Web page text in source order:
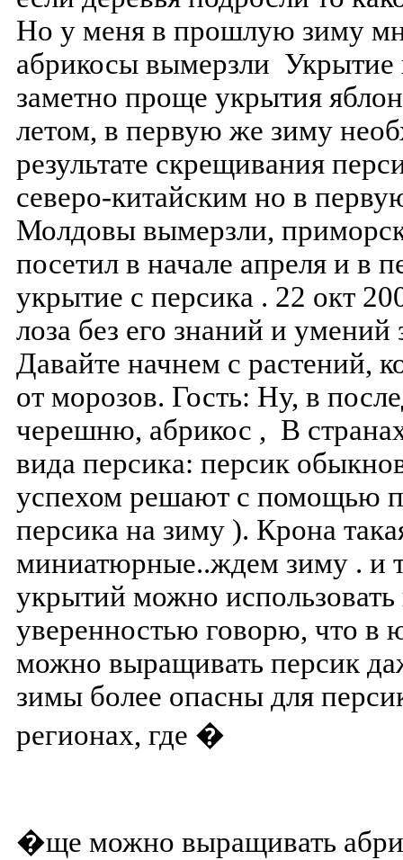
Но у меня в прошлую зиму
абрикосы вымерзли Укрытие
заметно проще укрытия
летом, в первую же зиму
результате скрещивания
северо-китайским но в
Молдовы вымерзли,
посетил в начале апреля и в
укрытие с персика . 22 окт
лоза без его знаний и
Давайте начнем с растений,
от морозов. Гость: Ну, в
черешню, абрикос , В
вида персика: персик
успехом решают с помощью
персика на зиму ). Крона
миниатюрные..ждем зиму . и
укрытий можно
уверенностью говорю, что в
можно выращивать персик
зимы более опасны для
регионах, где �
�ще можно выращивать